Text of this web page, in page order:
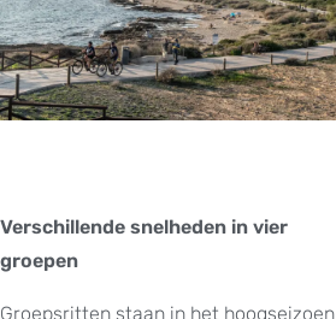
Verschillende snelheden in vier
groepen
Groepsritten staan in het hoogseizoen